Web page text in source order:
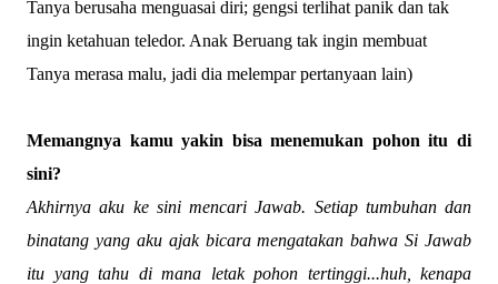
Tanya berusaha menguasai diri; gengsi terlihat panik dan tak
ingin ketahuan teledor. Anak Beruang tak ingin membuat
Tanya merasa malu, jadi dia melempar pertanyaan lain)
Memangnya kamu yakin bisa menemukan pohon itu di
sini?
Akhirnya aku ke sini mencari Jawab. Setiap tumbuhan dan
binatang yang aku ajak bicara mengatakan bahwa Si Jawab
itu yang tahu di mana letak pohon tertinggi...huh, kenapa